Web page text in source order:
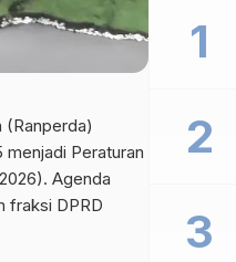
(Ranperda)
Peraturan
Agenda
fraksi DPRD